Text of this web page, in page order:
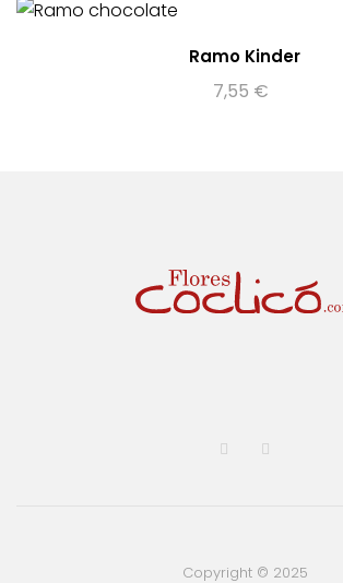
Ramo Kinder
7,55 €
Copyright © 2025